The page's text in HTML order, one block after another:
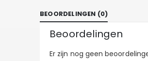
BEOORDELINGEN (0)
Beoordelingen
Er zijn nog geen